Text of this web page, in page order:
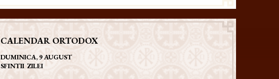
CALENDAR ORTODOX
DUMINICA, 9 AUGUST
SFINTII ZILEI